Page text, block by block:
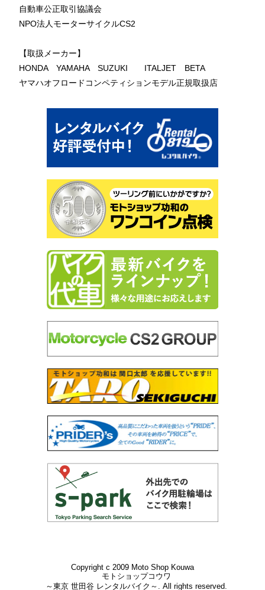
自動車公正取引協議会
NPO法人モーターサイクルCS2
【取扱メーカー】
HONDA YAMAHA SUZUKI ITALJET BETA
ヤマハオフロードコンペティションモデル正規取扱店
Copyright c 2009 Moto Shop Kouwa
モトショップコウワ
～東京 世田谷 レンタルバイク～. All rights reserved.